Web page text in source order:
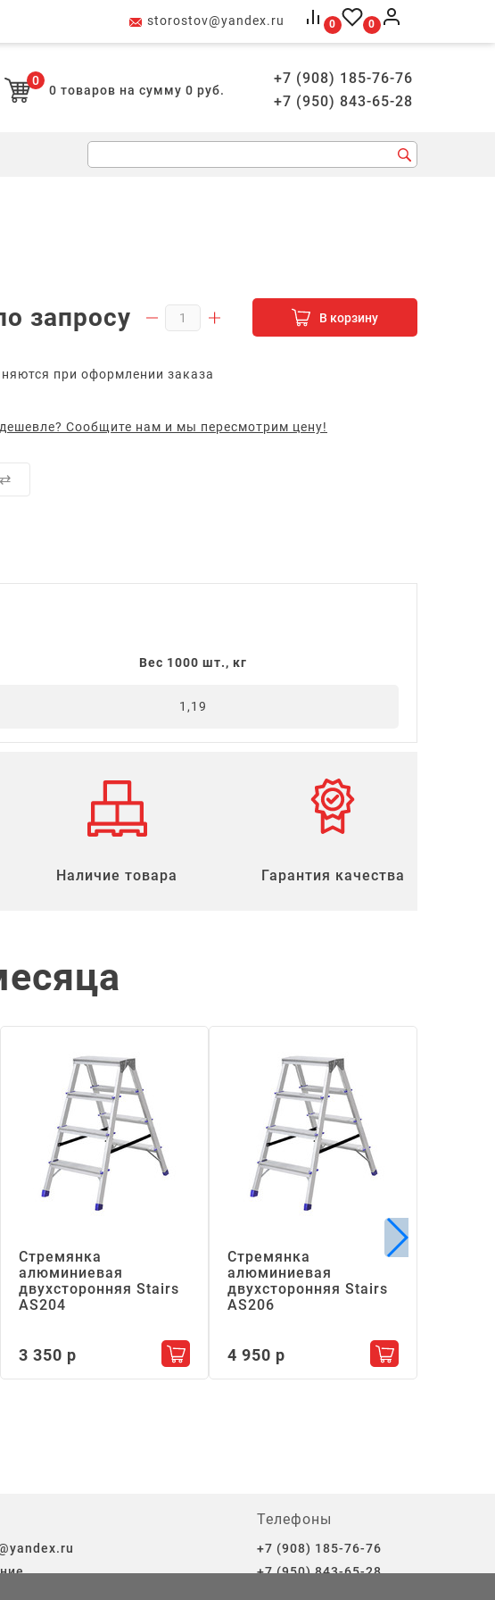
storostov@yandex.ru 0 0
0
0 товаров на сумму 0 руб.
+7 (908) 185-76-76
+7 (950) 843-65-28
запросу В корзину
при оформлении заказа
Сообщите нам и мы пересмотрим цену!
⇄
Вес 1000 шт., кг
1,19
Наличие товара Гарантия качества
в корзину
Стремянка
алюминиевая
двухсторонняя Stairs
АS204
3 350 р Добавить в корзину
Стремянка
алюминиевая
двухсторонняя Stairs
АS206
4 950 р Добавить в
Телефоны
+7 (908) 185-76-76
+7 (950) 843-65-28